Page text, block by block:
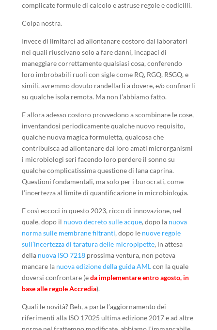
complicate formule di calcolo e astruse regole e codicilli.
Colpa nostra.
Invece di limitarci ad allontanare costoro dai laboratori
nei quali riuscivano solo a fare danni, incapaci di
maneggiare correttamente qualsiasi cosa, conferendo
loro imbrobabili ruoli con sigle come RQ, RGQ, RSGQ, e
simili, avremmo dovuto randellarli a dovere, e/o confinarli
su qualche isola remota. Ma non l’abbiamo fatto.
E allora adesso costoro provvedono a scombinare le cose,
inventandosi periodicamente qualche nuovo requisito,
qualche nuova magica formuletta, qualcosa che
contribuisca ad allontanare dai loro amati microrganismi
i microbiologi seri facendo loro perdere il sonno su
qualche complicatissima questione di lana caprina.
Questioni fondamentali, ma solo per i burocrati, come
l’incertezza al limite di quantificazione in microbiologia.
E così eccoci in questo 2023, ricco di innovazione, nel
quale, dopo il nuovo decreto sulle acque, dopo la nuova
norma sulle membrane filtranti, dopo le nuove regole
sull’incertezza di taratura delle micropipette, in attesa
della nuova ISO 7218prossima ventura, non poteva
mancare la nuova edizione della guida AMLcon la quale
doversi confrontare (eda implementare entro agosto, in
base alle regole Accredia).
Quali le novità? Beh, a parte l’aggiornamento dei
riferimenti alla ISO 17025 ultima edizione 2017 e ad altre